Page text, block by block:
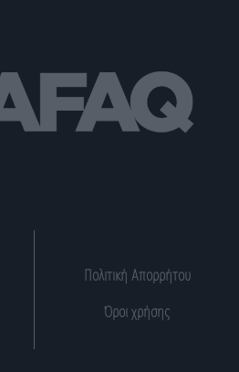
Πολιτική Απορρήτου
Όροι χρήσης